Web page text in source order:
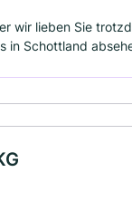
wir lieben Sie
in Schottland